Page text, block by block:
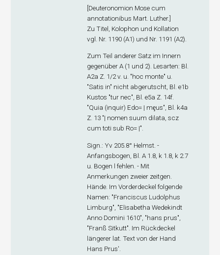
[Deuteronomion Mose cum
annotationibus Mart. Luther.]
Zu Titel, Kolophon und Kollation
vgl. Nr. 1190 (A1) und Nr. 1191 (A2).
Zum Teil anderer Satz im Innern
gegenüber A (1 und 2). Lesarten: Bl.
A2a Z. 1/2 v. u. "hoc monte" u.
"Satis in" nicht abgerutscht, Bl. e1b
Kustos "tur nec", Bl. e5a Z. 14f.
"Quia (inquir) Edo= | mȩus", Bl. k4a
Z. 13 "| nomen suum dilata, scz
cum toti sub Ro= |".
Sign. : Yv 205.8° Helmst. -
Anfangsbogen, Bl. A 1.8, k 1.8, k 2.7
u. Bogen l fehlen. - Mit
Anmerkungen zweier zeitgen.
Hände. Im Vorderdeckel folgende
Namen: "Franciscus Ludolphus
Limburg", "Elisabetha Wedekindt
Anno Domini 1610", "hans prus",
"Franß Sitkutt". Im Rückdeckel
längerer lat. Text von der Hand
Hans Prus'.